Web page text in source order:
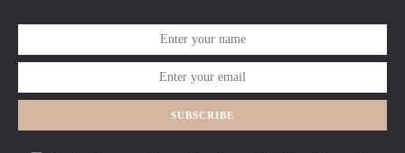
SUBSCRIBE